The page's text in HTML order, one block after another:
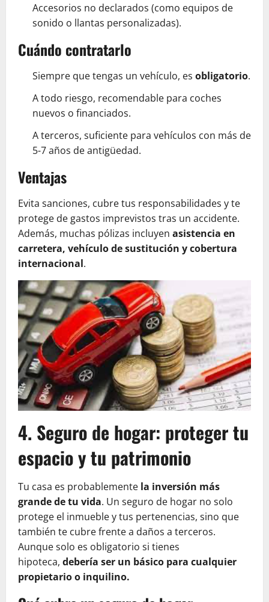
Accesorios no declarados (como equipos de
sonido o llantas personalizadas).
Cuándo contratarlo
Siempre que tengas un vehículo, es obligatorio.
A todo riesgo, recomendable para coches
nuevos o financiados.
A terceros, suficiente para vehículos con más de
5-7 años de antigüedad.
Ventajas
Evita sanciones, cubre tus responsabilidades y te
protege de gastos imprevistos tras un accidente.
Además, muchas pólizas incluyen asistencia en
carretera, vehículo de sustitución y cobertura
internacional.
4. Seguro de hogar: proteger tu
espacio y tu patrimonio
Tu casa es probablemente la inversión más
grande de tu vida. Un seguro de hogar no solo
protege el inmueble y tus pertenencias, sino que
también te cubre frente a daños a terceros.
Aunque solo es obligatorio si tienes
hipoteca, debería ser un básico para cualquier
propietario o inquilino.